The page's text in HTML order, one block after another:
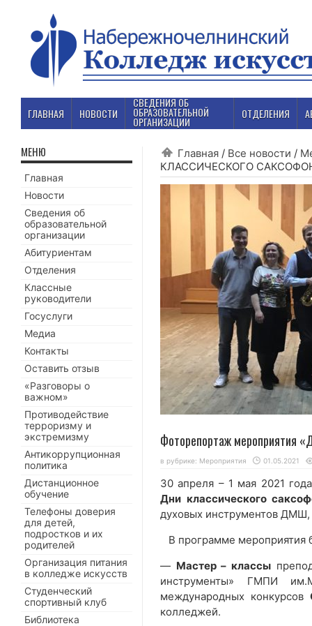
ГЛАВНАЯ НОВОСТИ
СВЕДЕНИЯ ОБ
ОБРАЗОВАТЕЛЬНОЙ
ОРГАНИЗАЦИИ
ОТДЕЛЕНИЯ
Главная / Все новости /
КЛАССИЧЕСКОГО
Фоторепортаж
в рубрике: Мероприятия 01.05.2021
30 апреля – 1 мая 2021
Дни классического
духовых инструментов
В программе мероприятия
— Мастер – классы
инструменты» ГМПИ
международных конкурсов
колледжей.
МЕНЮ
Главная
Новости
Сведения об
образовательной
организации
Абитуриентам
Отделения
Классные
руководители
Госуслуги
Медиа
Контакты
Оставить отзыв
«Разговоры о
важном»
Противодействие
терроризму и
экстремизму
Антикоррупционная
политика
Дистанционное
обучение
Телефоны доверия
для детей,
подростков и их
родителей
Организация питания
в колледже искусств
Студенческий
спортивный клуб
Библиотека